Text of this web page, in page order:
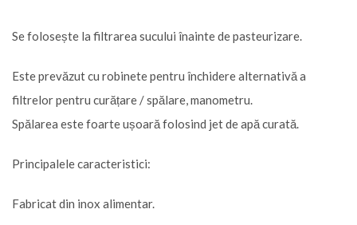
Se folosește la filtrarea sucului înainte de pasteurizare.
Este prevăzut cu robinete pentru închidere alternativă a
filtrelor pentru curățare / spălare, manometru.
Spălarea este foarte ușoară folosind jet de apă curată.
Principalele caracteristici:
Fabricat din inox alimentar.